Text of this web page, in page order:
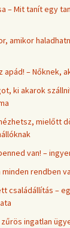
– Mit tanít egy
amikor
apád! – Nőknek,
ki akarok
mielőtt
van! –
rendben
családállítás –
ingatlan